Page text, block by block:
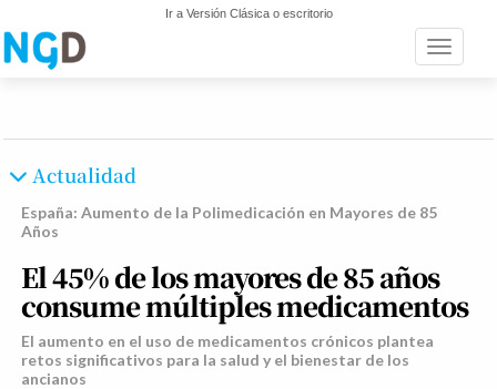
Ir a Versión Clásica o escritorio
Toggle
Actualidad
España: Aumento de la Polimedicación en Mayores de 85
Años
El 45% de los mayores de 85 años
consume múltiples medicamentos
El aumento en el uso de medicamentos crónicos plantea
retos significativos para la salud y el bienestar de los
ancianos